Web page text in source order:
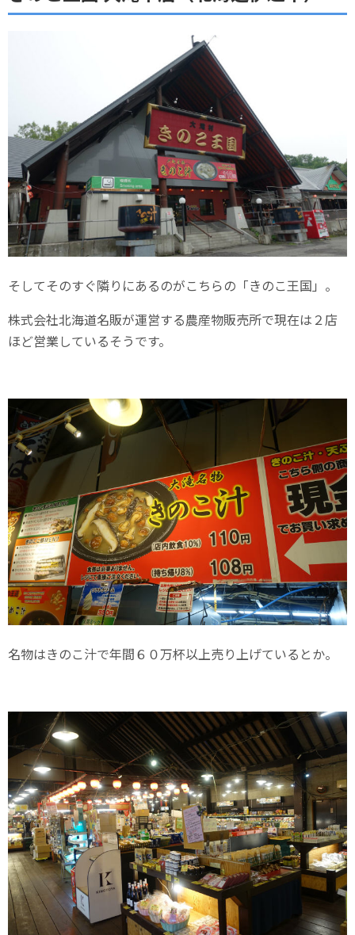
そしてそのすぐ隣りにあるのがこちらの「きのこ王国」。
株式会社北海道名販が運営する農産物販売所で現在は２店
ほど営業しているそうです。
名物はきのこ汁で年間６０万杯以上売り上げているとか。